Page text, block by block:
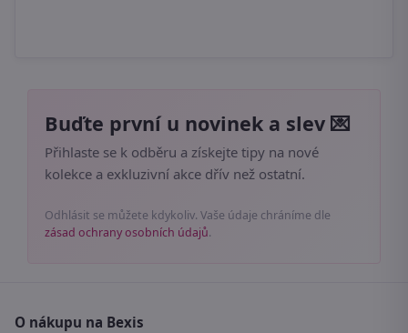
Buďte první u novinek a slev 💌
Přihlaste se k odběru a získejte tipy na nové
kolekce a exkluzivní akce dřív než ostatní.
Odhlásit se můžete kdykoliv. Vaše údaje chráníme dle
zásad ochrany osobních údajů.
O nákupu na Bexis